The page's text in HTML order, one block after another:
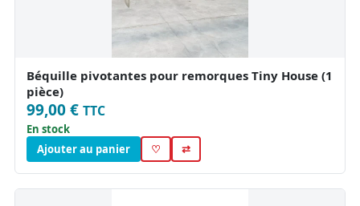
Béquille pivotantes pour remorques Tiny House (1
pièce)
99,00 € TTC
En stock
Ajouter au panier
♡ ⇄